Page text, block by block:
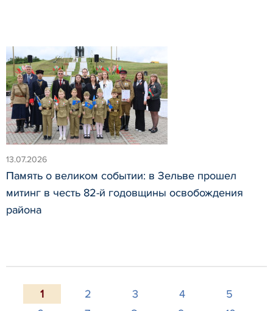
13.07.2026
Память о великом событии: в Зельве прошел
митинг в честь 82-й годовщины освобождения
района
1 2 3 4
5